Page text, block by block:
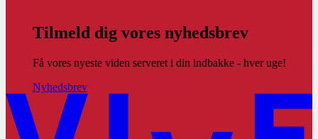
Tilmeld dig vores nyhedsbrev
Få vores nyeste viden serveret i din indbakke - hver uge!
Nyhedsbrev